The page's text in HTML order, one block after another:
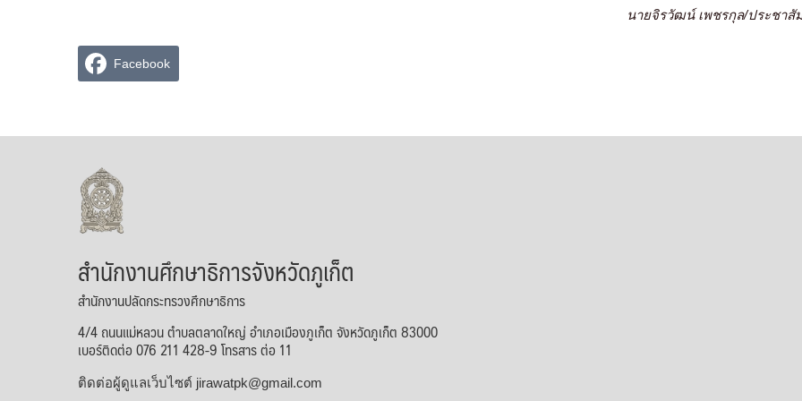
นายจิรวัฒน์ เพชรกุล/ประชาสั
Facebook
สำนักงานศึกษาธิการจังหวัดภูเก็ต
สำนักงานปลัดกระทรวงศึกษาธิการ
4/4 ถนนแม่หลวน ตำบลตลาดใหญ่ อำเภอเมืองภูเก็ต จังหวัดภูเก็ต 83000
เบอร์ติดต่อ 076 211 428-9 โทรสาร ต่อ 11
ติดต่อผู้ดูแลเว็บไซต์ jirawatpk@gmail.com